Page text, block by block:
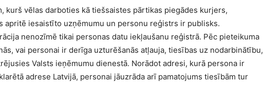
kurš vēlas darboties kā tiešsaistes pārtikas piegādes kurjers,
apritē iesaistīto uzņēmumu un personu reģistrs ir publisks.
nenozīmē tikai personas datu iekļaušanu reģistrā. Pēc pieteikuma
vai personai ir derīga uzturēšanās atļauja, tiesības uz nodarbinātību,
Valsts ieņēmumu dienestā. Norādot adresi, kurā persona ir
adrese Latvijā, personai jāuzrāda arī pamatojums tiesībām tur